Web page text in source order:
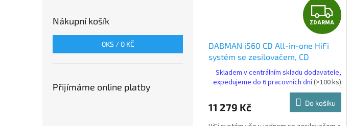
Nákupní košík
0KS / 0 KČ
Přijímáme online platby
Z
D
R
M
A
ZDARMA
DABMAN i560 CD All-in-one HiFi
systém se zesilovačem, CD
přehrávač, DAB+, FM, Internet,
Bluetooth, černá
Skladem v centrálním skladu dodavatele,
expedujeme do 6 pracovních dní(>100 ks)
11 279 Kč Do košíku